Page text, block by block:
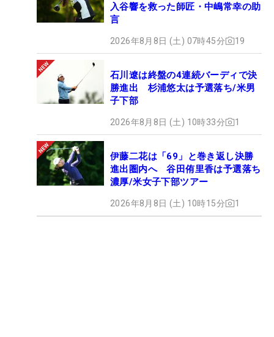
入谷響を救った師匠・中嶋常幸の助
言
2026年8月8日 (土) 07時45分 19
石川遼は終盤の4連続バーディで決
勝進出 杉浦悠太は予選落ち/米男
子下部
2026年8月8日 (土) 10時33分 1
伊藤二花は「69」と巻き返し決勝
進出圏内へ 谷田侑里香は予選落ち
濃厚/米女子下部ツアー
2026年8月8日 (土) 10時15分 1